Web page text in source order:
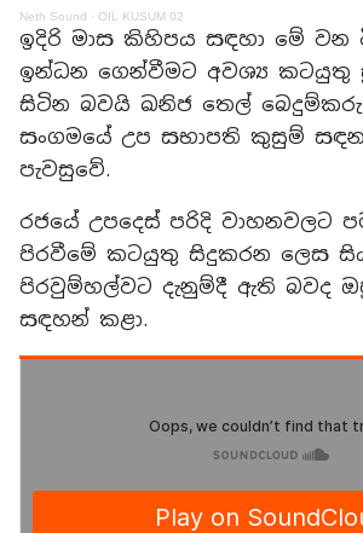
Neth Sound · OIL KUSUM 02
ඉදිරි මාස කිහිපය සඳහා මේ වන
ඉන්ධන ගෙන්වීමට අවශ්‍ය කටයුතු
සිටින බවයි ඛනිජ තෙල්
සංගමයේ උප සභාපති කුසුම්
පැවසුවේ.
රජයේ උපදෙස් පරිදි වාහනවලට
පිරවීමේ කටයුතු සිදුකරන ලෙස
පිරවුම්හල්වට දැනුම්දී ඇති බවද
සඳහන් කළා.